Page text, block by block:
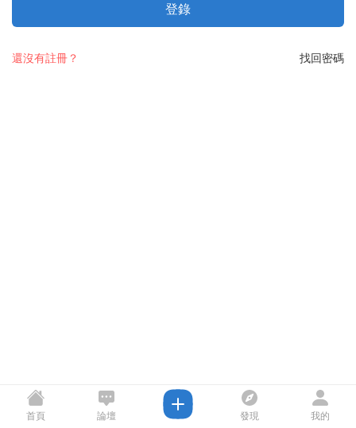
登錄
找回密碼
還沒有註冊？
首頁 論壇 發現 我的